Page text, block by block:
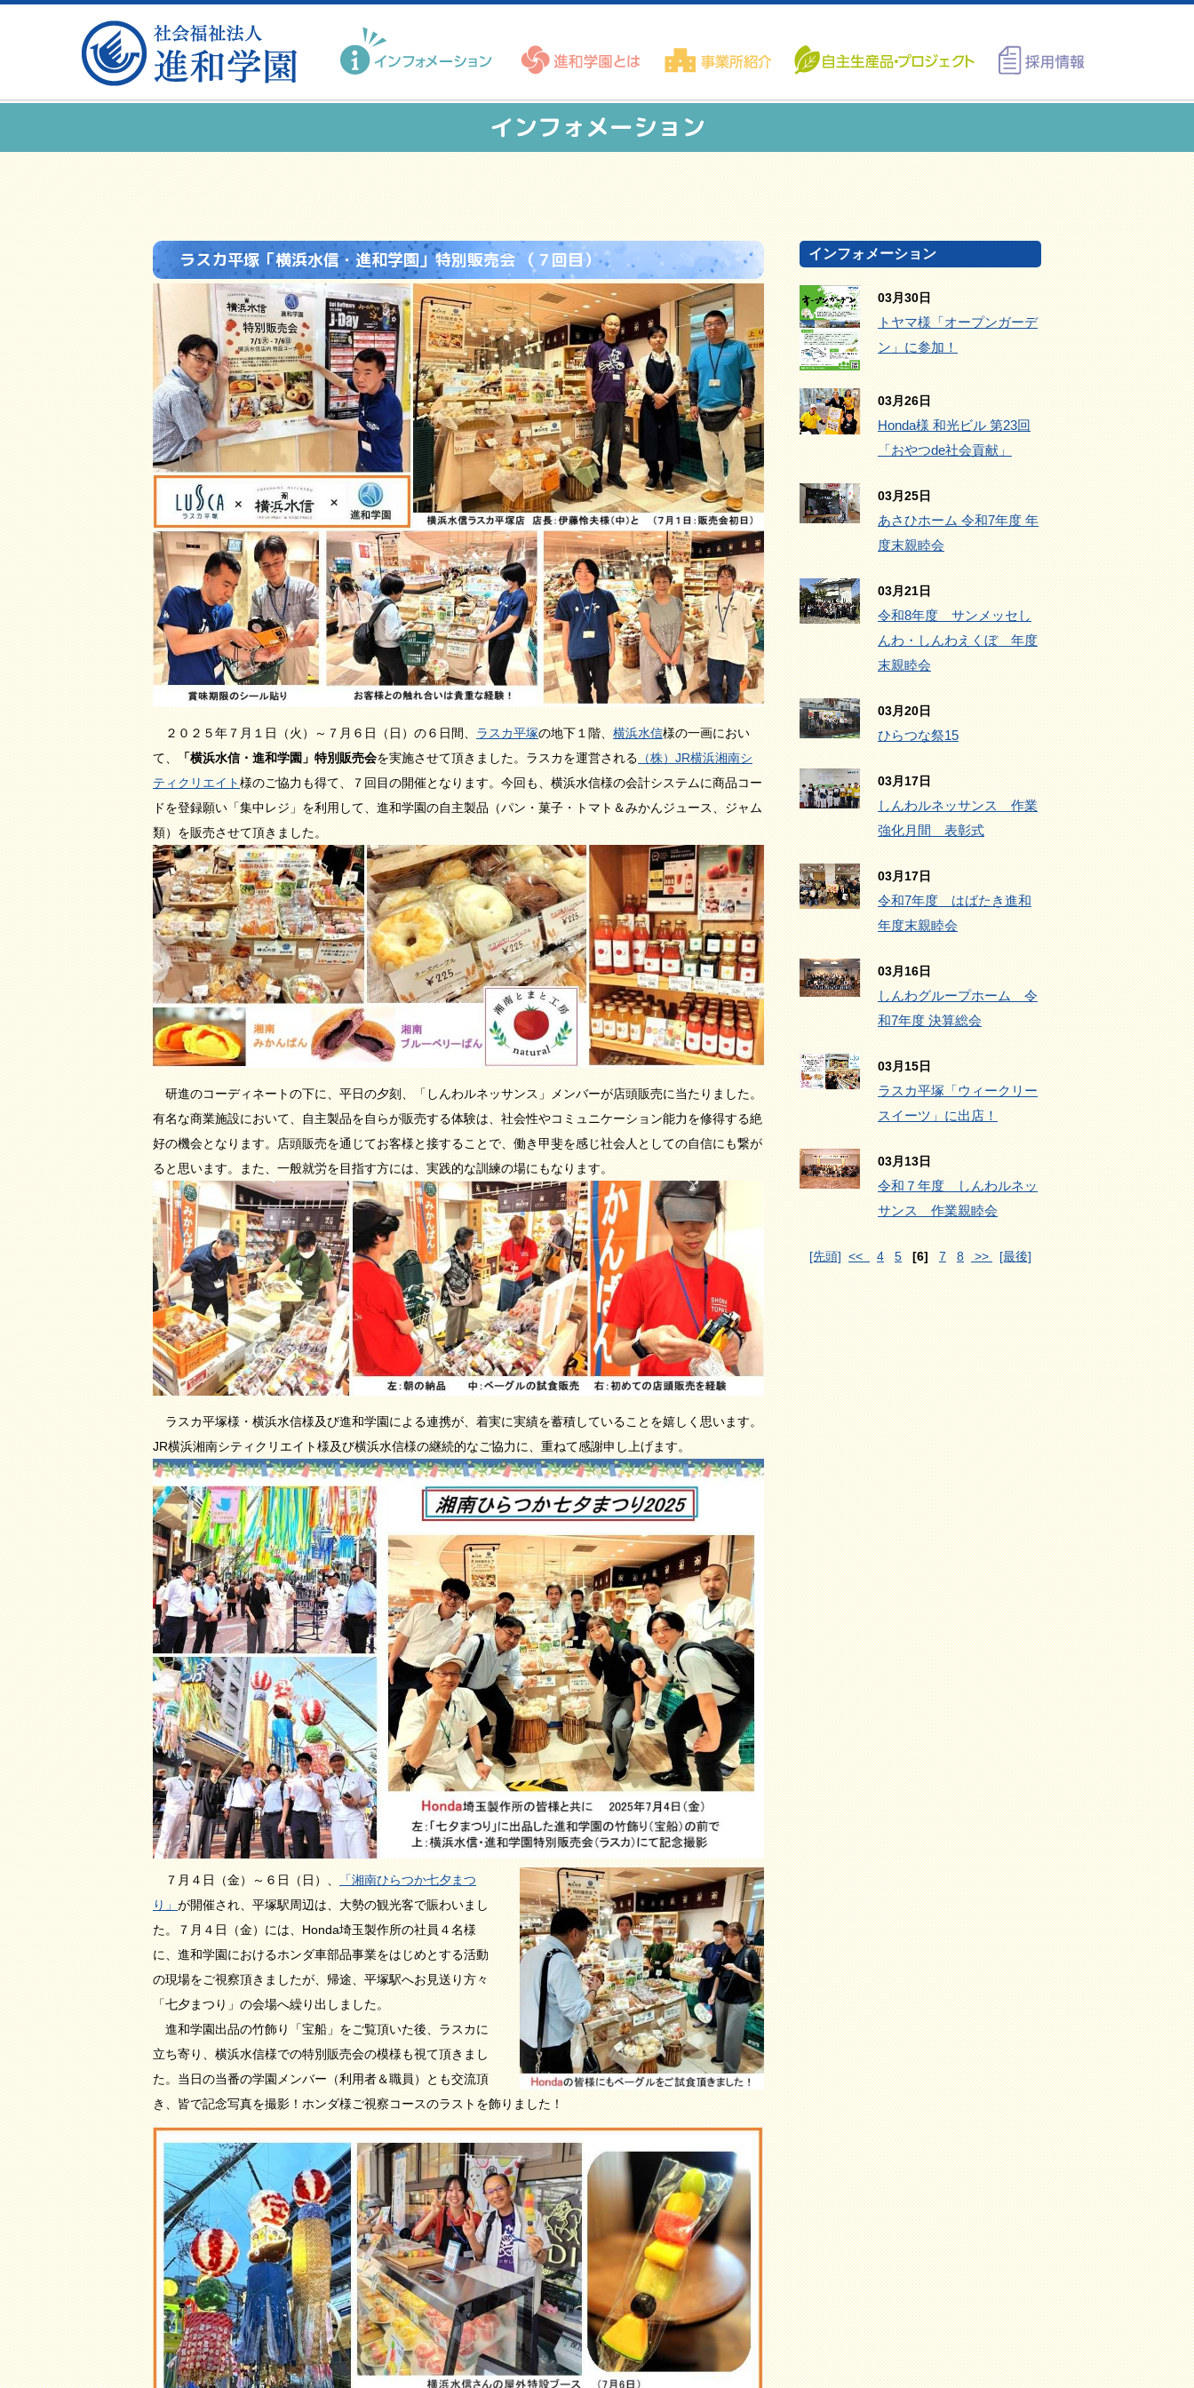
インフォメーション
ラスカ平塚「横浜水信・進和学園」特別販売会 （７回目）
２０２５年７月１日（火）～７月６日（日）の６日間、 ラスカ平塚の地下１階、 横浜水信様の一画におい
て、
「横浜水信・進和学園」特別販売会を実施させて頂きました。ラスカを運営される （株）JR横浜湘南シ
ティクリエイト様のご協力も得て、７回目の開催となります。今回も、横浜水信様の会計システムに商品コー
ドを登録願い「集中レジ」を利用して、進和学園の自主製品（パン・菓子・トマト＆みかんジュース、ジャム
類）を販売させて頂きました。
研進のコーディネートの下に、平日の夕刻、「しんわルネッサンス」メンバーが店頭販売に当たりました。
有名な商業施設において、自主製品を自らが販売する体験は、社会性やコミュニケーション能力を修得する絶
好の機会となります。店頭販売を通じてお客様と接することで、働き甲斐を感じ社会人としての自信にも繋が
ると思います。また、一般就労を目指す方には、実践的な訓練の場にもなります。
ラスカ平塚様・横浜水信様及び進和学園による連携が、着実に実績を蓄積していることを嬉しく思います。
JR横浜湘南シティクリエイト様及び横浜水信様の継続的なご協力に、重ねて感謝申し上げます。
７月４日（金）～６日（日）、
「湘南ひらつか七夕まつ
り」 が開催され、平塚駅周辺は、大勢の観光客で賑わいまし
た。７月４日（金）には、Honda埼玉製作所の社員４名様
に、進和学園におけるホンダ車部品事業をはじめとする活動
の現場をご視察頂きましたが、帰途、平塚駅へお見送り方々
「七夕まつり」の会場へ繰り出しました。
進和学園出品の竹飾り「宝船」をご覧頂いた後、ラスカに
立ち寄り、横浜水信様での特別販売会の模様も視て頂きまし
た。当日の当番の学園メンバー（利用者＆職員）とも交流頂
き、皆で記念写真を撮影！ホンダ様ご視察コースのラストを飾りました！
インフォメーション
03月30日
トヤマ様「オープンガーデ
ン」に参加！
03月26日
Honda様 和光ビル 第23回
「おやつde社会貢献」
03月25日
あさひホーム 令和7年度 年
度末親睦会
03月21日
令和8年度 サンメッセし
んわ・しんわえくぼ 年度
末親睦会
03月20日
ひらつな祭15
03月17日
しんわルネッサンス 作業
強化月間 表彰式
03月17日
令和7年度 はばたき進和
年度末親睦会
03月16日
しんわグループホーム 令
和7年度 決算総会
03月15日
ラスカ平塚「ウィークリー
スイーツ」に出店！
03月13日
令和７年度 しんわルネッ
サンス 作業親睦会
[先頭] << 4 5 [6] 7 8 >> [最後]